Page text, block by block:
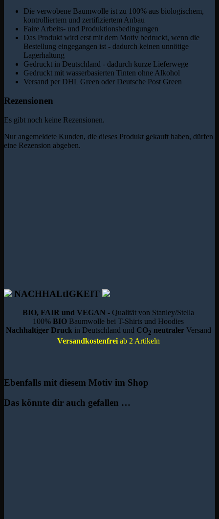
Die verwobene Baumwolle ist zu 100% aus biologischem,
kontrolliertem und zertifiziertem Anbau
Faire Arbeits- und Produktionsbedingungen
Das Produkt wird erst mit dem Motiv bedruckt, wenn die
Bestellung eingegangen ist - dadurch keinen unnötige
Lagerhaltung
Gedruckt in Deutschland - dadurch kurze Lieferwege
Gedruckt mit wasserbasierten Tinten ohne Alkohol
Versand per DHL Green oder Deutsche Post Green
Rezensionen
Es gibt noch keine Rezensionen.
Nur angemeldete Kunden, die dieses Produkt gekauft haben, dürfen
eine Rezension abgeben.
NACHHALtIGKEIT
BIO, FAIR und VEGAN - Qualität von Stanley/Stella
100%BIO Baumwolle bei T-Shirts und Hoodies
Nachhaltiger Druck in Deutschland und CO2 neutraler Versand
Versandkostenfreiab 2 Artikeln
Ebenfalls mit diesem Motiv im Shop
Das könnte dir auch gefallen …